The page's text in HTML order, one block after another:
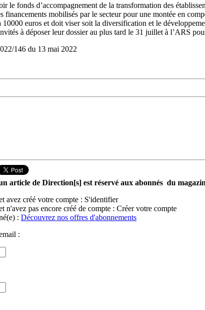
le fonds d’accompagnement de la transformation des
financements mobilisés par le secteur pour une montée en
euros et doit viser soit la diversification et le
à déposer leur dossier au plus tard le 31 juillet à l’ARS
146 du 13 mai 2022
article de Direction[s] est réservé aux abonnés du
avez créé votre compte : S'identifier
n'avez pas encore créé de compte : Créer votre compte
: Découvrez nos offres d'abonnements
: